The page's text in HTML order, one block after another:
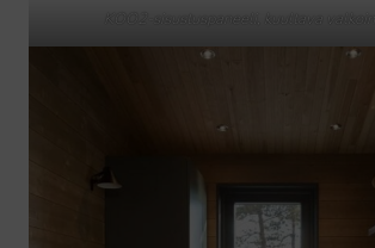
KOO2-sisustuspaneeli, kuultava